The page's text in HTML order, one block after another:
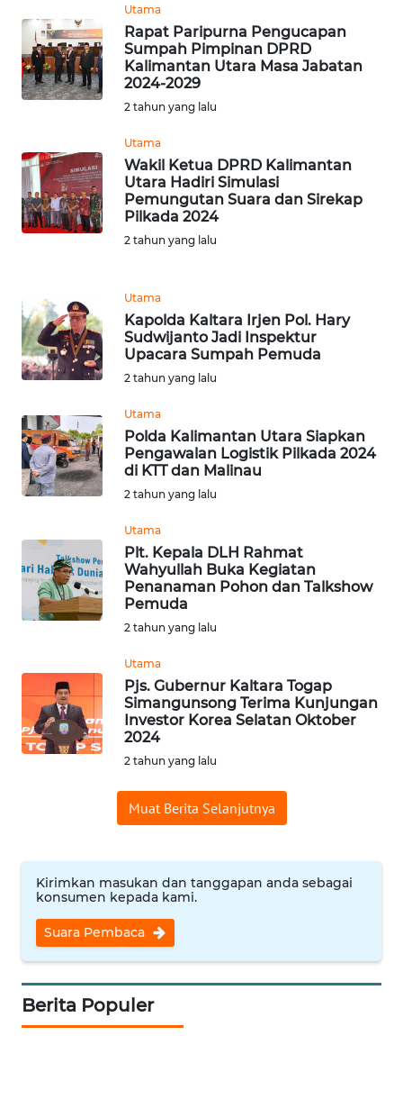
Utama
Rapat Paripurna Pengucapan
Sumpah Pimpinan DPRD
Kalimantan Utara Masa Jabatan
2024-2029
2 tahun yang lalu
Utama
Wakil Ketua DPRD Kalimantan
Utara Hadiri Simulasi
Pemungutan Suara dan Sirekap
Pilkada 2024
2 tahun yang lalu
Utama
Kapolda Kaltara Irjen Pol. Hary
Sudwijanto Jadi Inspektur
Upacara Sumpah Pemuda
2 tahun yang lalu
Utama
Polda Kalimantan Utara Siapkan
Pengawalan Logistik Pilkada 2024
di KTT dan Malinau
2 tahun yang lalu
Utama
Plt. Kepala DLH Rahmat
Wahyullah Buka Kegiatan
Penanaman Pohon dan Talkshow
Pemuda
2 tahun yang lalu
Utama
Pjs. Gubernur Kaltara Togap
Simangunsong Terima Kunjungan
Investor Korea Selatan Oktober
2024
2 tahun yang lalu
Muat Berita Selanjutnya
Kirimkan masukan dan tanggapan anda sebagai
konsumen kepada kami.
Suara Pembaca
Berita Populer
DEPOK
WN
TAPANULI
WN
SAMOSIR
WN
WN
SUMEDANG
WN
WN
KEPULAUAN
SERIBU
WN
TANGERANG
WN
BINJAI
WN
CIREBON
WN
INDRAMAYU
MAJALENGKA
WN
WN
SUKABUMI